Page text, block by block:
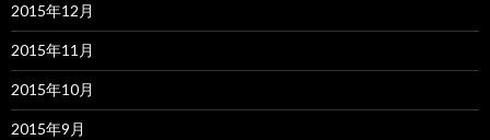
2015年12月
2015年11月
2015年10月
2015年9月